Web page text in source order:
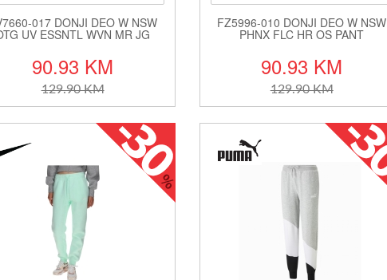
017 DONJI DEO W NSW
UV ESSNTL WVN MR JG
90.93 KM
129.90 KM
FZ5996-010 DONJI DEO W NSW
PHNX FLC HR OS PANT
90.93 KM
129.90 KM